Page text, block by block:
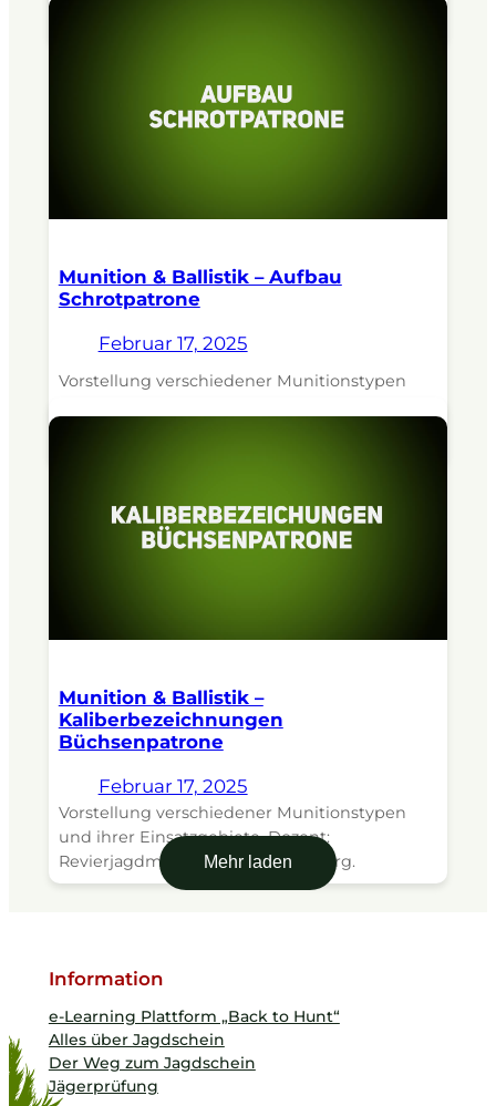
Munition & Ballistik – Aufbau
Schrotpatrone
Februar 17, 2025
Vorstellung verschiedener Munitionstypen
Munition & Ballistik –
Kaliberbezeichnungen
Büchsenpatrone
Februar 17, 2025
Vorstellung verschiedener Munitionstypen
und ihrer Einsatzgebiete. Dozent:
Revierjagdmeister Jens Kratzenberg.
Mehr laden
Information
e-Learning Plattform „Back to Hunt“
Alles über Jagdschein
Der Weg zum Jagdschein
Jägerprüfung